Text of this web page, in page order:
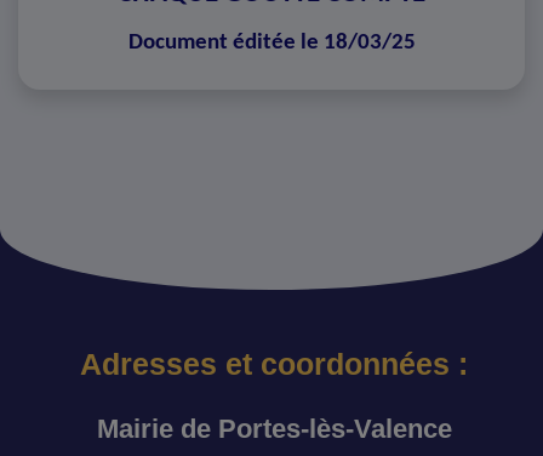
Document éditée le 18/03/25
Adresses et coordonnées :
Mairie de Portes-lès-Valence